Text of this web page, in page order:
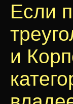
Если
и